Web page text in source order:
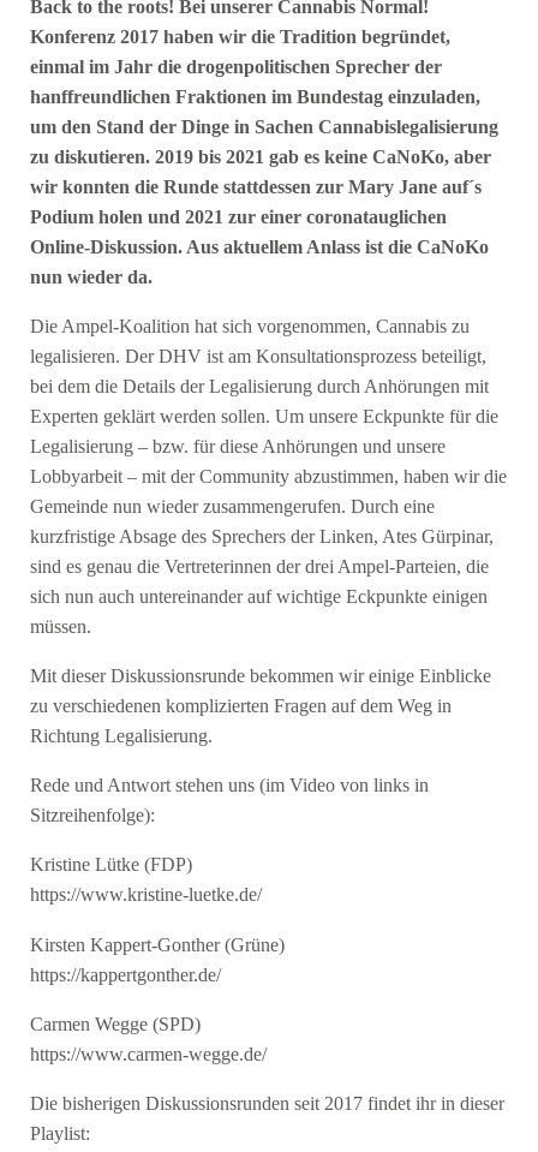
Back to the roots! Bei unserer Cannabis Normal!
Konferenz 2017 haben wir die Tradition begründet,
einmal im Jahr die drogenpolitischen Sprecher der
hanffreundlichen Fraktionen im Bundestag einzuladen,
um den Stand der Dinge in Sachen Cannabislegalisierung
zu diskutieren. 2019 bis 2021 gab es keine CaNoKo, aber
wir konnten die Runde stattdessen zur Mary Jane auf´s
Podium holen und 2021 zur einer coronatauglichen
Online-Diskussion. Aus aktuellem Anlass ist die CaNoKo
nun wieder da.
Die Ampel-Koalition hat sich vorgenommen, Cannabis zu
legalisieren. Der DHV ist am Konsultationsprozess beteiligt,
bei dem die Details der Legalisierung durch Anhörungen mit
Experten geklärt werden sollen. Um unsere Eckpunkte für die
Legalisierung – bzw. für diese Anhörungen und unsere
Lobbyarbeit – mit der Community abzustimmen, haben wir die
Gemeinde nun wieder zusammengerufen. Durch eine
kurzfristige Absage des Sprechers der Linken, Ates Gürpinar,
sind es genau die Vertreterinnen der drei Ampel-Parteien, die
sich nun auch untereinander auf wichtige Eckpunkte einigen
müssen.
Mit dieser Diskussionsrunde bekommen wir einige Einblicke
zu verschiedenen komplizierten Fragen auf dem Weg in
Richtung Legalisierung.
Rede und Antwort stehen uns (im Video von links in
Sitzreihenfolge):
Kristine Lütke (FDP)
https://www.kristine-luetke.de/
Kirsten Kappert-Gonther (Grüne)
https://kappertgonther.de/
Carmen Wegge (SPD)
https://www.carmen-wegge.de/
Die bisherigen Diskussionsrunden seit 2017 findet ihr in dieser
Playlist: